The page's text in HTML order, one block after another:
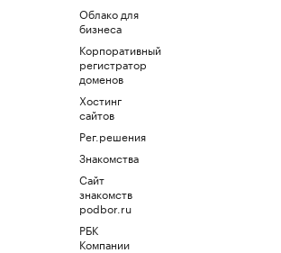
Облако для
бизнеса
Корпоративный
регистратор
доменов
Хостинг
сайтов
Рег.решения
Знакомства
Сайт
знакомств
podbor.ru
РБК
Компании